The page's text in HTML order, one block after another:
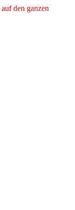
den ganzen